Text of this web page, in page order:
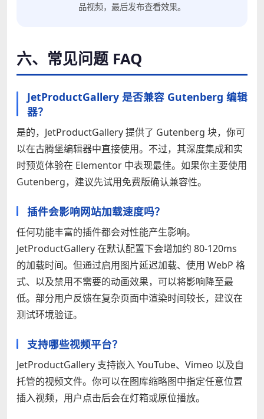
品视频，最后发布查看效果。
六、常见问题 FAQ
JetProductGallery 是否兼容 Gutenberg 编辑
器？
是的，JetProductGallery 提供了 Gutenberg 块，你可
以在古腾堡编辑器中直接使用。不过，其深度集成和实
时预览体验在 Elementor 中表现最佳。如果你主要使用
Gutenberg，建议先试用免费版确认兼容性。
插件会影响网站加载速度吗？
任何功能丰富的插件都会对性能产生影响。
JetProductGallery 在默认配置下会增加约 80-120ms
的加载时间。但通过启用图片延迟加载、使用 WebP 格
式、以及禁用不需要的动画效果，可以将影响降至最
低。部分用户反馈在复杂页面中渲染时间较长，建议在
测试环境验证。
支持哪些视频平台？
JetProductGallery 支持嵌入 YouTube、Vimeo 以及自
托管的视频文件。你可以在图库缩略图中指定任意位置
插入视频，用户点击后会在灯箱或原位播放。